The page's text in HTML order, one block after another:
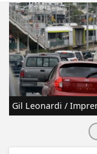
Gil Leonardi /